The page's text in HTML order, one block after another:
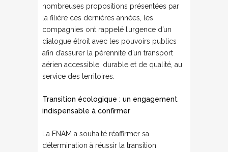
nombreuses propositions présentées par
la filière ces dernières années, les
compagnies ont rappelé l’urgence d’un
dialogue étroit avec les pouvoirs publics
afin d’assurer la pérennité d’un transport
aérien accessible, durable et de qualité, au
service des territoires.
Transition écologique : un engagement
indispensable à confirmer
La FNAM a souhaité réaffirmer sa
détermination à réussir la transition